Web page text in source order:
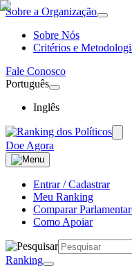
Sobre a Organização
Sobre Nós
Critérios e
Fale Conosco
Português
Inglês
Doe Agora
Entrar / Cadastrar
Meu Ranking
Comparar
Como Apoiar
Ranking